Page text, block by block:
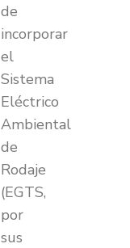
de
incorporar
el
Sistema
Eléctrico
Ambiental
de
Rodaje
(EGTS,
por
sus